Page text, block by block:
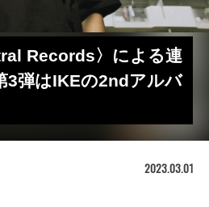
Records〉による連
3弾はIKEの2ndアルバ
2023.03.01